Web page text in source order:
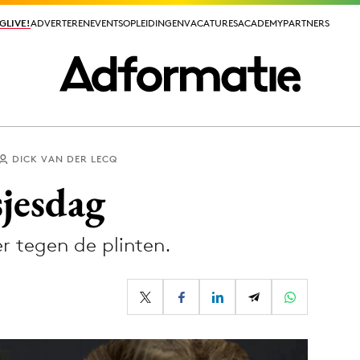
ADVERTERENEVENTSOPLEIDINGENVACATURESACADEMYPARTNERS
ADVERTERENEVENTSOPLEIDINGENVACATURESACADEMYPARTNERS
Media
Merkstrategie
PR
DICK VAN DER LECQ
tegen de plinten.